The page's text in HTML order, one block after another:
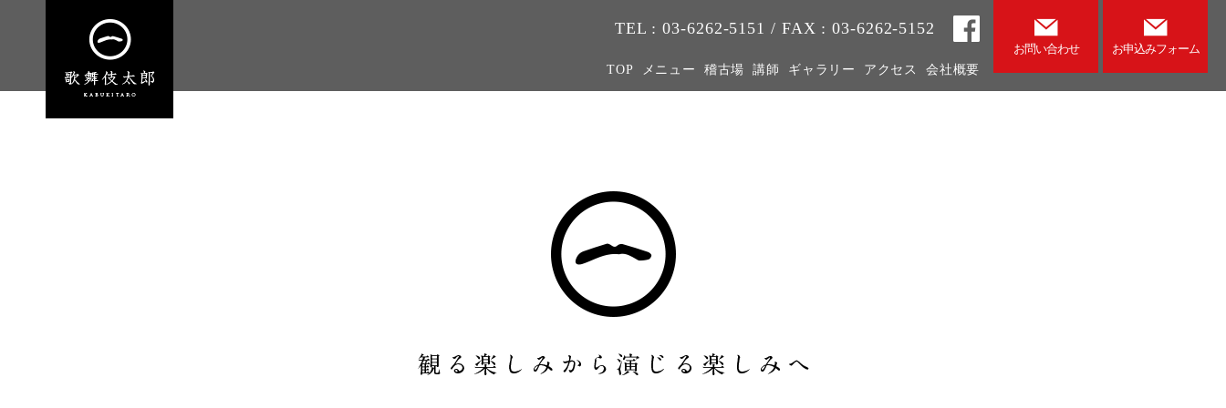
TEL : 03-6262-5151 / FAX : 03-6262-5152
TOP メニュー 稽古場 講師 ギャラリー アクセス 会社概要
お問い合わせ お申込みフォーム